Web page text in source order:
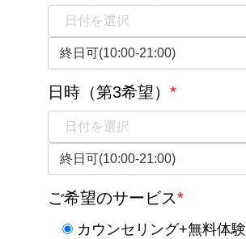
日時（第3希望）*
ご希望のサービス*
カウンセリング+無料体験